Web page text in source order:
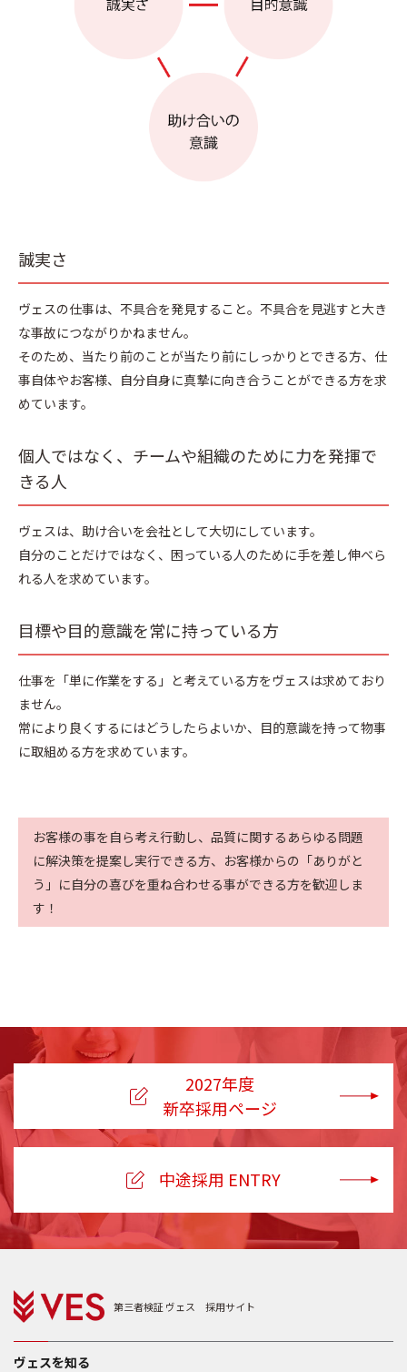
誠実さ
ヴェスの仕事は、不具合を発見すること。不具合を見逃すと大き
な事故につながりかねません。
そのため、当たり前のことが当たり前にしっかりとできる方、仕
事自体やお客様、自分自身に真摯に向き合うことができる方を求
めています。
個人ではなく、チームや組織のために力を発揮で
きる人
ヴェスは、助け合いを会社として大切にしています。
自分のことだけではなく、困っている人のために手を差し伸べら
れる人を求めています。
目標や目的意識を常に持っている方
仕事を「単に作業をする」と考えている方をヴェスは求めており
ません。
常により良くするにはどうしたらよいか、目的意識を持って物事
に取組める方を求めています。
お客様の事を自ら考え行動し、品質に関するあらゆる問題
に解決策を提案し実行できる方、 お客様からの「ありがと
う」に自分の喜びを重ね合わせる事ができる方を歓迎しま
す！
2027年度
新卒採用ページ
中途採用 ENTRY
第三者検証 ヴェス 採用サイト
ヴェスを知る